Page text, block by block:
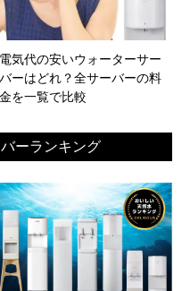
電気代の安いウォーターサー
バーはどれ？全サーバーの料
金を一覧で比較
ーランキング